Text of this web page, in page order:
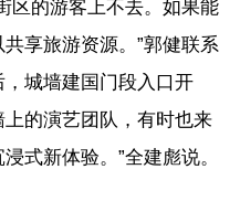
区的游客上不去。如果能
享旅游资源。”郭健联系
城墙建国门段入口开
上的演艺团队，有时也来
式新体验。”全建彪说。